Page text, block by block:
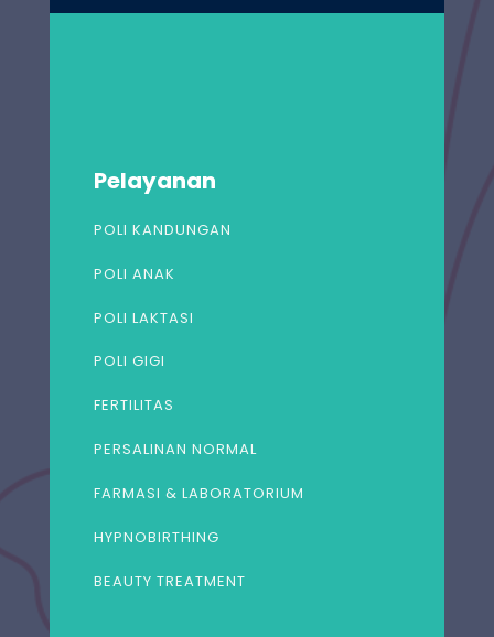
Pelayanan
POLI KANDUNGAN
POLI ANAK
POLI LAKTASI
POLI GIGI
FERTILITAS
PERSALINAN NORMAL
FARMASI & LABORATORIUM
HYPNOBIRTHING
BEAUTY TREATMENT